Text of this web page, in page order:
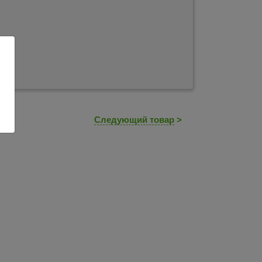
Следующий товар >